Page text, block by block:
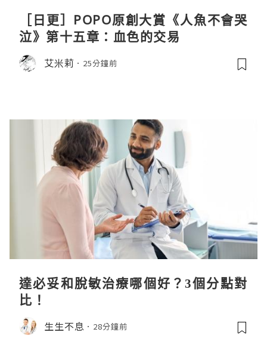
［日更］POPO原創大賞《人魚不會哭
泣》第十五章：血色的交易
艾米莉 25分鐘前
達必妥和脫敏治療哪個好？3個分點對
比！
生生不息 28分鐘前